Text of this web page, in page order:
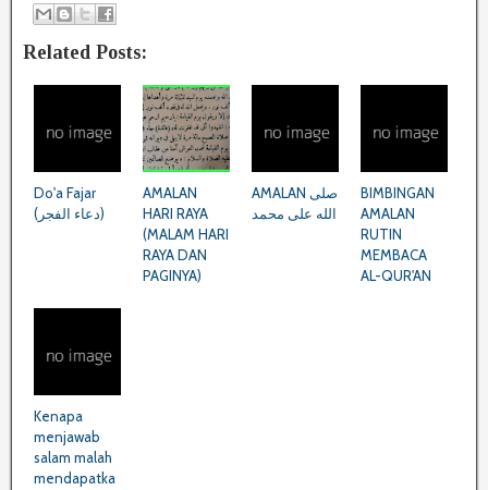
Related Posts:
Do'a Fajar
(دعاء الفجر)
AMALAN
HARI RAYA
(MALAM HARI
RAYA DAN
PAGINYA)
AMALAN صلى
الله على محمد
BIMBINGAN
AMALAN
RUTIN
MEMBACA
AL-QUR'AN
Kenapa
menjawab
salam malah
mendapatka